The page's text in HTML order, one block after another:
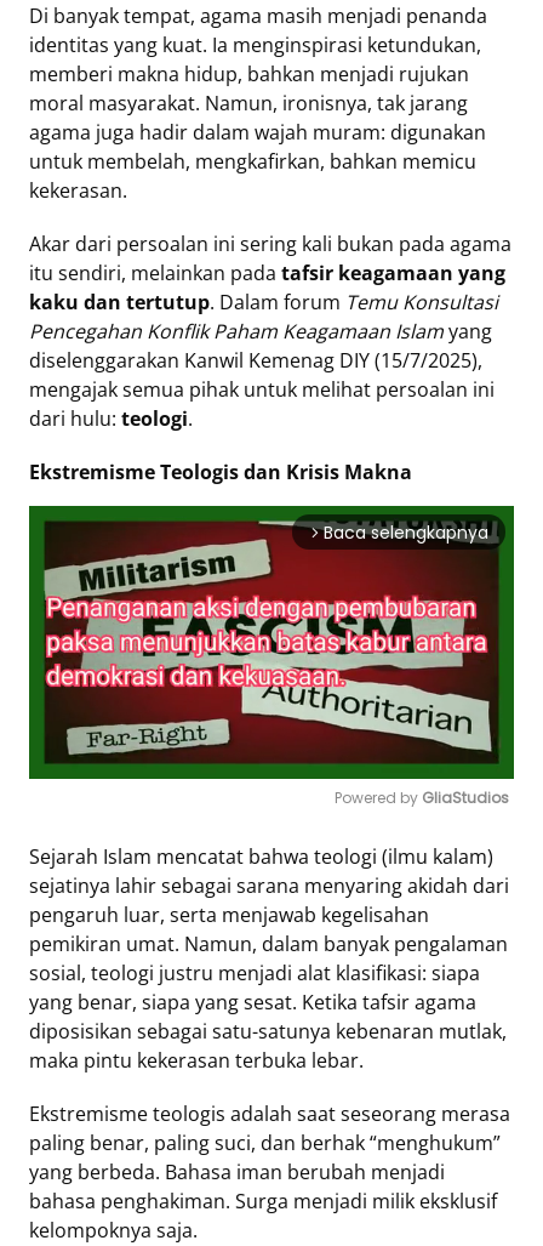
Di banyak tempat, agama masih menjadi penanda
identitas yang kuat. Ia menginspirasi ketundukan,
memberi makna hidup, bahkan menjadi rujukan
moral masyarakat. Namun, ironisnya, tak jarang
agama juga hadir dalam wajah muram: digunakan
untuk membelah, mengkafirkan, bahkan memicu
kekerasan.
Akar dari persoalan ini sering kali bukan pada agama
itu sendiri, melainkan pada tafsir keagamaan yang
kaku dan tertutup. Dalam forum Temu Konsultasi
Pencegahan Konflik Paham Keagamaan Islamyang
diselenggarakan Kanwil Kemenag DIY (15/7/2025),
mengajak semua pihak untuk melihat persoalan ini
dari hulu: teologi.
Ekstremisme Teologis dan Krisis Makna
arrow_forward_ios Baca selengkapnya
Mute
Powered by GliaStudios
Sejarah Islam mencatat bahwa teologi (ilmu kalam)
sejatinya lahir sebagai sarana menyaring akidah dari
pengaruh luar, serta menjawab kegelisahan
pemikiran umat. Namun, dalam banyak pengalaman
sosial, teologi justru menjadi alat klasifikasi: siapa
yang benar, siapa yang sesat. Ketika tafsir agama
diposisikan sebagai satu-satunya kebenaran mutlak,
maka pintu kekerasan terbuka lebar.
Ekstremisme teologis adalah saat seseorang merasa
paling benar, paling suci, dan berhak “menghukum”
yang berbeda. Bahasa iman berubah menjadi
bahasa penghakiman. Surga menjadi milik eksklusif
kelompoknya saja.
repjogja.republika.co.id
Republika
IQRA
Retizen
Do's
and
Dont's
Rules
Cara
Menjadi